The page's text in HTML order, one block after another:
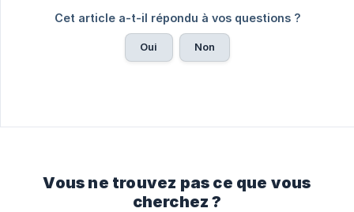
Cet article a-t-il répondu à vos questions ?
Oui Non
Vous ne trouvez pas ce que vous
cherchez ?